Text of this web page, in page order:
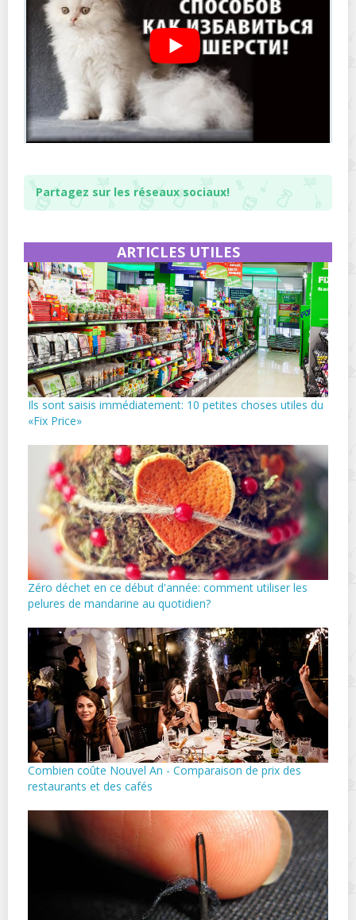
Partagez sur les réseaux sociaux!
ARTICLES UTILES
Ils sont saisis immédiatement: 10 petites choses utiles du
«Fix Price»
Zéro déchet en ce début d'année: comment utiliser les
pelures de mandarine au quotidien?
Combien coûte Nouvel An - Comparaison de prix des
restaurants et des cafés